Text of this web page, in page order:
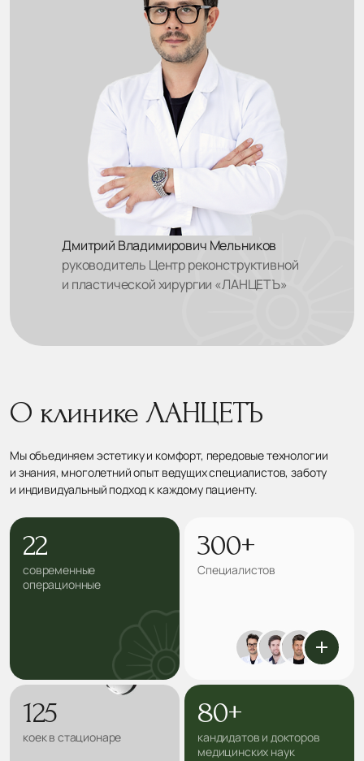
Дмитрий Владимирович Мельников
руководитель Центр реконструктивной
и пластической хирургии «ЛАНЦЕТЪ»
О клинике ЛАНЦЕТЪ
Мы объединяем эстетику и комфорт, передовые технологии
и знания, многолетний опыт ведущих специалистов, заботу
и индивидуальный подход к каждому пациенту.
22
современные
операционные
300+
Специалистов
125
коек в стационаре
80+
кандидатов и докторов
медицинских наук